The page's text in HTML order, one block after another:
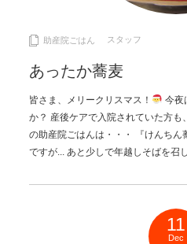
助産院ごはん スタッフ
あったか蕎麦
皆さま、メリークリスマス！
今夜
か？ 産後ケアで入院されていた方も
の助産院ごはんは・・・ 『けんちん
ですが... あと少しで年越しそばを召
11
Dec